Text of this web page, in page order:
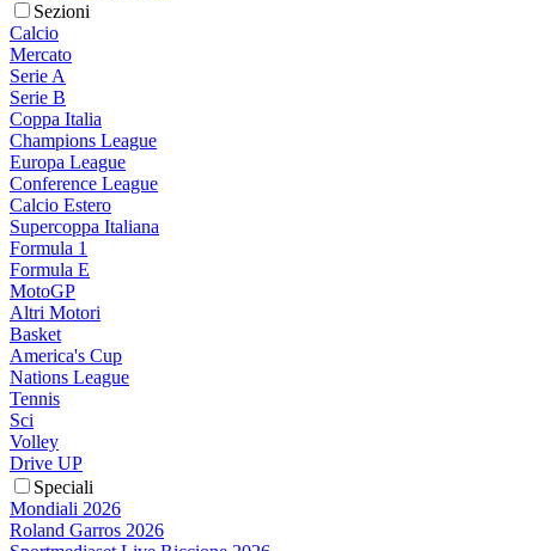
Sezioni
Calcio
Mercato
Serie A
Serie B
Coppa Italia
Champions League
Europa League
Conference League
Calcio Estero
Supercoppa Italiana
Formula 1
Formula E
MotoGP
Altri Motori
Basket
America's Cup
Nations League
Tennis
Sci
Volley
Drive UP
Speciali
Mondiali 2026
Roland Garros 2026